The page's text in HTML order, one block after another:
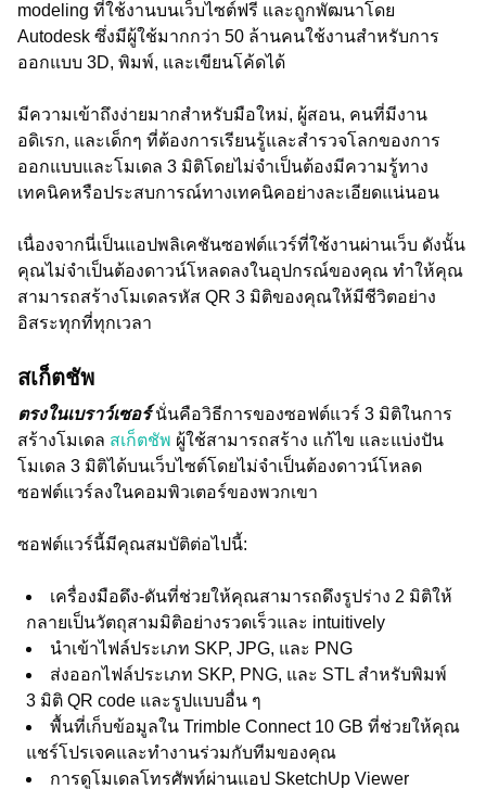
modeling ที่ใช้งานบนเว็บไซต์ฟรี และถูกพัฒนาโดย
Autodesk ซึ่งมีผู้ใช้มากกว่า 50 ล้านคนใช้งานสำหรับการ
ออกแบบ 3D, พิมพ์, และเขียนโค้ดได้
มีความเข้าถึงง่ายมากสำหรับมือใหม่, ผู้สอน, คนที่มีงาน
อดิเรก, และเด็กๆ ที่ต้องการเรียนรู้และสำรวจโลกของการ
ออกแบบและโมเดล 3 มิติโดยไม่จำเป็นต้องมีความรู้ทาง
เทคนิคหรือประสบการณ์ทางเทคนิคอย่างละเอียดแน่นอน
เนื่องจากนี่เป็นแอปพลิเคชันซอฟต์แวร์ที่ใช้งานผ่านเว็บ ดังนั้น
คุณไม่จำเป็นต้องดาวน์โหลดลงในอุปกรณ์ของคุณ ทำให้คุณ
สามารถสร้างโมเดลรหัส QR 3 มิติของคุณให้มีชีวิตอย่าง
อิสระทุกที่ทุกเวลา
สเก็ตชัพ
ตรงในเบราว์เซอร์นั่นคือวิธีการของซอฟต์แวร์ 3 มิติในการ
สร้างโมเดล สเก็ตชัพ ผู้ใช้สามารถสร้าง แก้ไข และแบ่งปัน
โมเดล 3 มิติได้บนเว็บไซต์โดยไม่จำเป็นต้องดาวน์โหลด
ซอฟต์แวร์ลงในคอมพิวเตอร์ของพวกเขา
ซอฟต์แวร์นี้มีคุณสมบัติต่อไปนี้:
เครื่องมือดึง-ดันที่ช่วยให้คุณสามารถดึงรูปร่าง 2 มิติให้
กลายเป็นวัตถุสามมิติอย่างรวดเร็วและ intuitively
นำเข้าไฟล์ประเภท SKP, JPG, และ PNG
ส่งออกไฟล์ประเภท SKP, PNG, และ STL สำหรับพิมพ์
3 มิติ QR code และรูปแบบอื่น ๆ
พื้นที่เก็บข้อมูลใน Trimble Connect 10 GB ที่ช่วยให้คุณ
แชร์โปรเจคและทำงานร่วมกับทีมของคุณ
การดูโมเดลโทรศัพท์ผ่านแอป SketchUp Viewer